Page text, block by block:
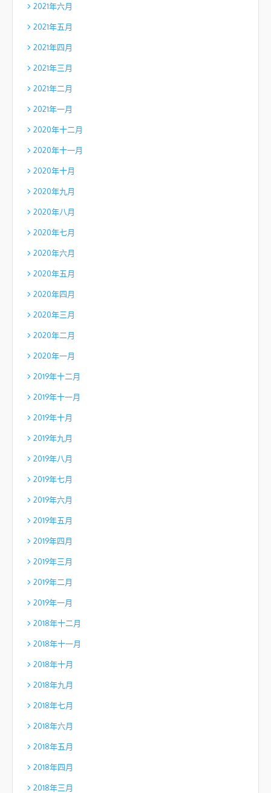
2021年六月
2021年五月
2021年四月
2021年三月
2021年二月
2021年一月
2020年十二月
2020年十一月
2020年十月
2020年九月
2020年八月
2020年七月
2020年六月
2020年五月
2020年四月
2020年三月
2020年二月
2020年一月
2019年十二月
2019年十一月
2019年十月
2019年九月
2019年八月
2019年七月
2019年六月
2019年五月
2019年四月
2019年三月
2019年二月
2019年一月
2018年十二月
2018年十一月
2018年十月
2018年九月
2018年七月
2018年六月
2018年五月
2018年四月
2018年三月